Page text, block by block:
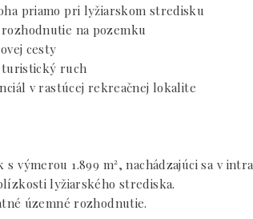
priamo pri lyžiarskom stredisku
na pozemku
cesty
turistický ruch
v rastúcej rekreačnej lokalite
s výmerou 1.899 m², nachádzajúci sa v
lyžiarského strediska.
územné rozhodnutie.